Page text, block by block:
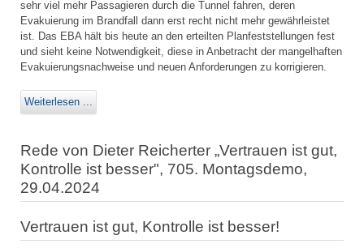
sehr viel mehr Passagieren durch die Tunnel fahren, deren
Evakuierung im Brandfall dann erst recht nicht mehr gewährleistet
ist. Das EBA hält bis heute an den erteilten Planfeststellungen fest
und sieht keine Notwendigkeit, diese in Anbetracht der mangelhaften
Evakuierungsnachweise und neuen Anforderungen zu korrigieren.
Weiterlesen ...
Rede von Dieter Reicherter „Vertrauen ist gut,
Kontrolle ist besser", 705. Montagsdemo,
29.04.2024
Vertrauen ist gut, Kontrolle ist besser!